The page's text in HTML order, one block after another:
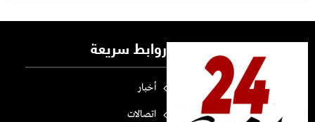
روابط سريعة
أخبار
اتصالات